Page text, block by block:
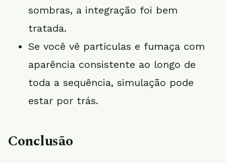
sombras, a integração foi bem
tratada.
Se você vê partículas e fumaça com
aparência consistente ao longo de
toda a sequência, simulação pode
estar por trás.
Conclusão